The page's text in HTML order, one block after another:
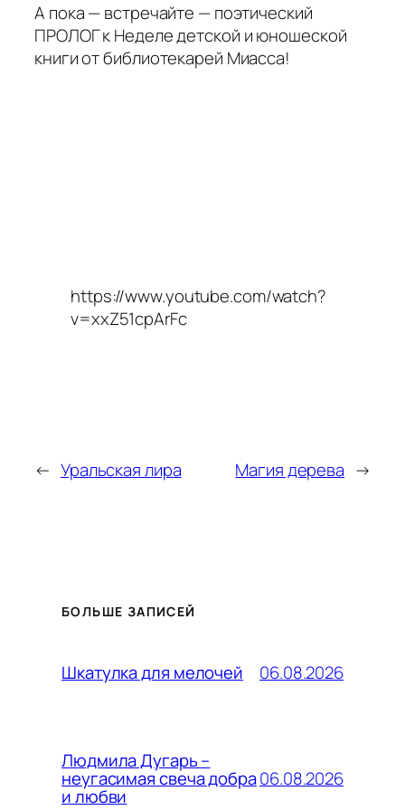
А пока — встречайте — поэтический
ПРОЛОГ к Неделе детской и юношеской
книги от библиотекарей Миасса!
https://www.youtube.com/watch?
v=xxZ51cpArFc
← Уральская лира Магия дерева →
БОЛЬШЕ ЗАПИСЕЙ
Шкатулка для мелочей 06.08.2026
Людмила Дугарь –
неугасимая свеча добра
и любви
06.08.2026